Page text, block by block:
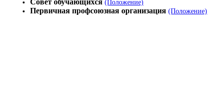
Совет обучающихся (Положение)
Первичная профсоюзная организация (Положение)